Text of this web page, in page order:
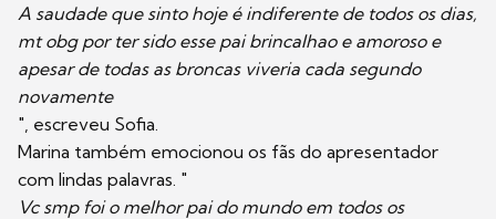
A saudade que sinto hoje é indiferente de todos os dias,
mt obg por ter sido esse pai brincalhao e amoroso e
apesar de todas as broncas viveria cada segundo
novamente
", escreveu Sofia.
Marina também emocionou os fãs do apresentador
com lindas palavras. "
Vc smp foi o melhor pai do mundo em todos os